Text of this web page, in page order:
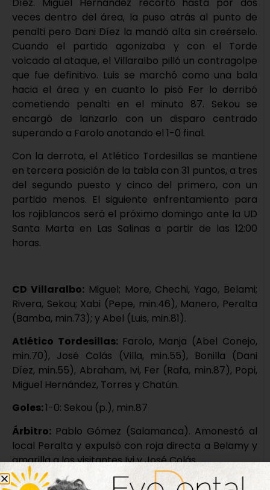
veces dentro del área, la puso atrás al punto de
penalti pero Dani Díez la mandó alta sin creérselo.
Cuando el partido agonizaba y con el Torde
volcado al ataque, el Villaralbo pilló un contragolpe
que fue definitivo. Luis se marchó como una bala
hacia el área y en cuanto lo pisó Fer lo derribó
cometiendo penalti en el minuto 87. Sekou se
encargó de lanzarlo con un disparo centrado
superando a Farolo anotando el 1-0 final.
Con la derrota, el Atlético Tordesillas se mantiene
en tercera posición de la tabla con 31 puntos, a tres
del segundo puesto y cinco del primero, con un
partido menos. El siguiente enfrentamiento para
los rojiblancos será el próximo domingo ante la UD
Santa Marta en Las Salinas a partir de las 12:00
horas.
CD Villaralbo:Miguel; More, Chechi, Yago, Belami;
Rivera, Sekou; Xabi (Pepe, min.46), Manero, Peralta
(Bamba, min.73); y Abel (Luis, min.81).
Atlético Tordesillas: Farolo, Manja (Abel Conejo,
min.70), José Colás (Villa, min.55), Bonilla (Dani
Díez, min.55), Abraham, Ivi, Fer (Rafa, min.87), Popi,
Miguel Hernández, Torres y Chatún.
Goles:1-0: Sekou (p.), min.87
Árbitro: Pablo Gómez (Salamanca). Amonestó al
local Peralta y expulsó con roja directa a Belamy y
amarilla a los visitantes Ivi y José Colás.
Incidencias:partido correspondiente a la jornada